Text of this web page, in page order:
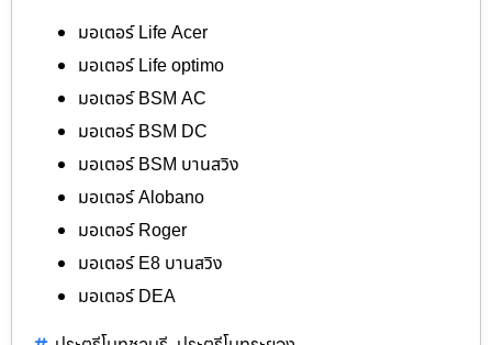
มอเตอร์ Life Acer
มอเตอร์ Life optimo
มอเตอร์ BSM AC
มอเตอร์ BSM DC
มอเตอร์ BSM บานสวิง
มอเตอร์ Alobano
มอเตอร์ Roger
มอเตอร์ E8 บานสวิง
มอเตอร์ DEA